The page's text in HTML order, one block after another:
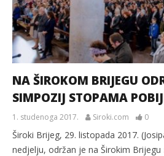
NA ŠIROKOM BRIJEGU
SIMPOZIJ STOPAMA
1. studenoga 2017. Siroki.com 0
Široki Brijeg, 29. listopada 2017.
nedjelju, održan je na Širokim Brijegu